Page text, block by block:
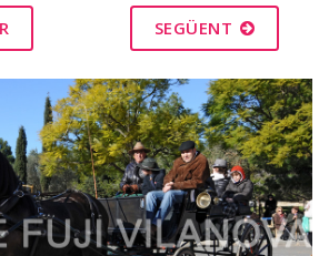
SEGÜENT